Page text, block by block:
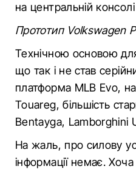
на центральній
Прототип Volkswagen
Технічною основою
що так і не став
платформа MLB Evo,
Touareg, більшість
Bentayga, Lamborghini
На жаль, про силову
інформації немає.